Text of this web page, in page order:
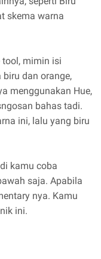
skema warna
mimin isi
dan orange,
menggunakan Hue,
bahas tadi.
ini, lalu yang biru
kamu coba
saja. Apabila
nya. Kamu
ini.